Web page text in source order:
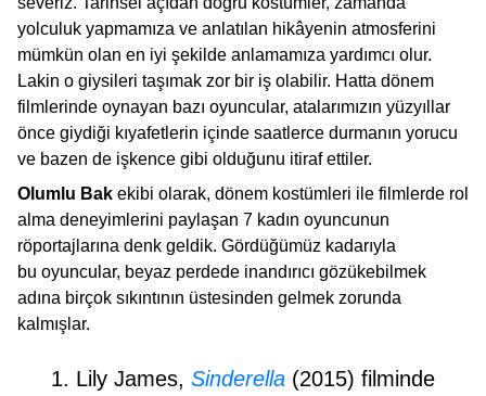
yolculuk yapmamıza ve anlatılan hikâyenin atmosferini
mümkün olan en iyi şekilde anlamamıza yardımcı olur.
Lakin o giysileri taşımak zor bir iş olabilir. Hatta dönem
filmlerinde oynayan bazı oyuncular, atalarımızın yüzyıllar
önce giydiği kıyafetlerin içinde saatlerce durmanın yorucu
ve bazen de işkence gibi olduğunu itiraf ettiler.
Olumlu Bak ekibi olarak, dönem kostümleri ile filmlerde rol
alma deneyimlerini paylaşan 7 kadın oyuncunun
röportajlarına denk geldik. Gördüğümüz kadarıyla
bu oyuncular, beyaz perdede inandırıcı gözükebilmek
adına birçok sıkıntının üstesinden gelmek zorunda
kalmışlar.
1. Lily James, Sinderella (2015) filminde